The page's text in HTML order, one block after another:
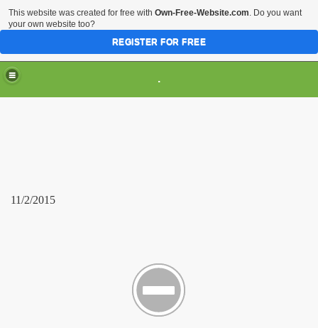
.
11/2/2015
This website was created for free with Own-Free-Website.com. Do you want
your own website too?
REGISTER FOR FREE